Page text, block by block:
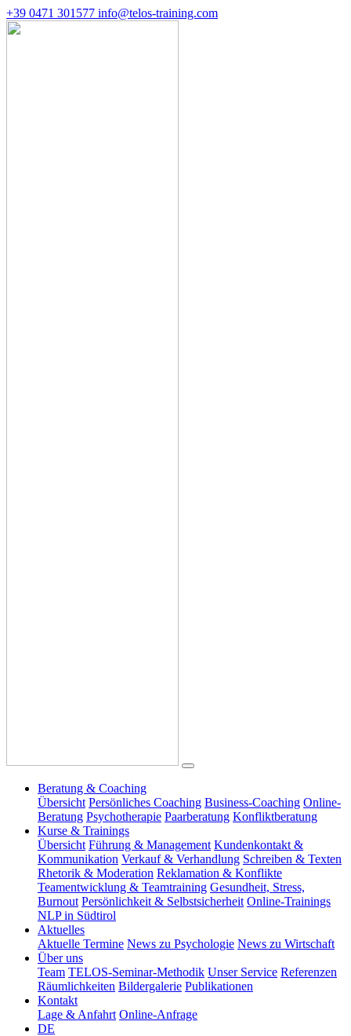
+39 0471 301577 info@telos-training.com
Beratung & Coaching
Übersicht Persönliches Coaching Business-Coaching Online-
Beratung Psychotherapie Paarberatung Konfliktberatung
Kurse & Trainings
Übersicht Führung & Management Kundenkontakt &
Kommunikation Verkauf & Verhandlung Schreiben & Texten
Rhetorik & Moderation Reklamation & Konflikte
Teamentwicklung & Teamtraining Gesundheit, Stress,
Burnout Persönlichkeit & Selbstsicherheit Online-Trainings
NLP in Südtirol
Aktuelles
Aktuelle Termine News zu Psychologie News zu Wirtschaft
Über uns
Team TELOS-Seminar-Methodik Unser Service Referenzen
Räumlichkeiten Bildergalerie Publikationen
Kontakt
Lage & Anfahrt Online-Anfrage
DE